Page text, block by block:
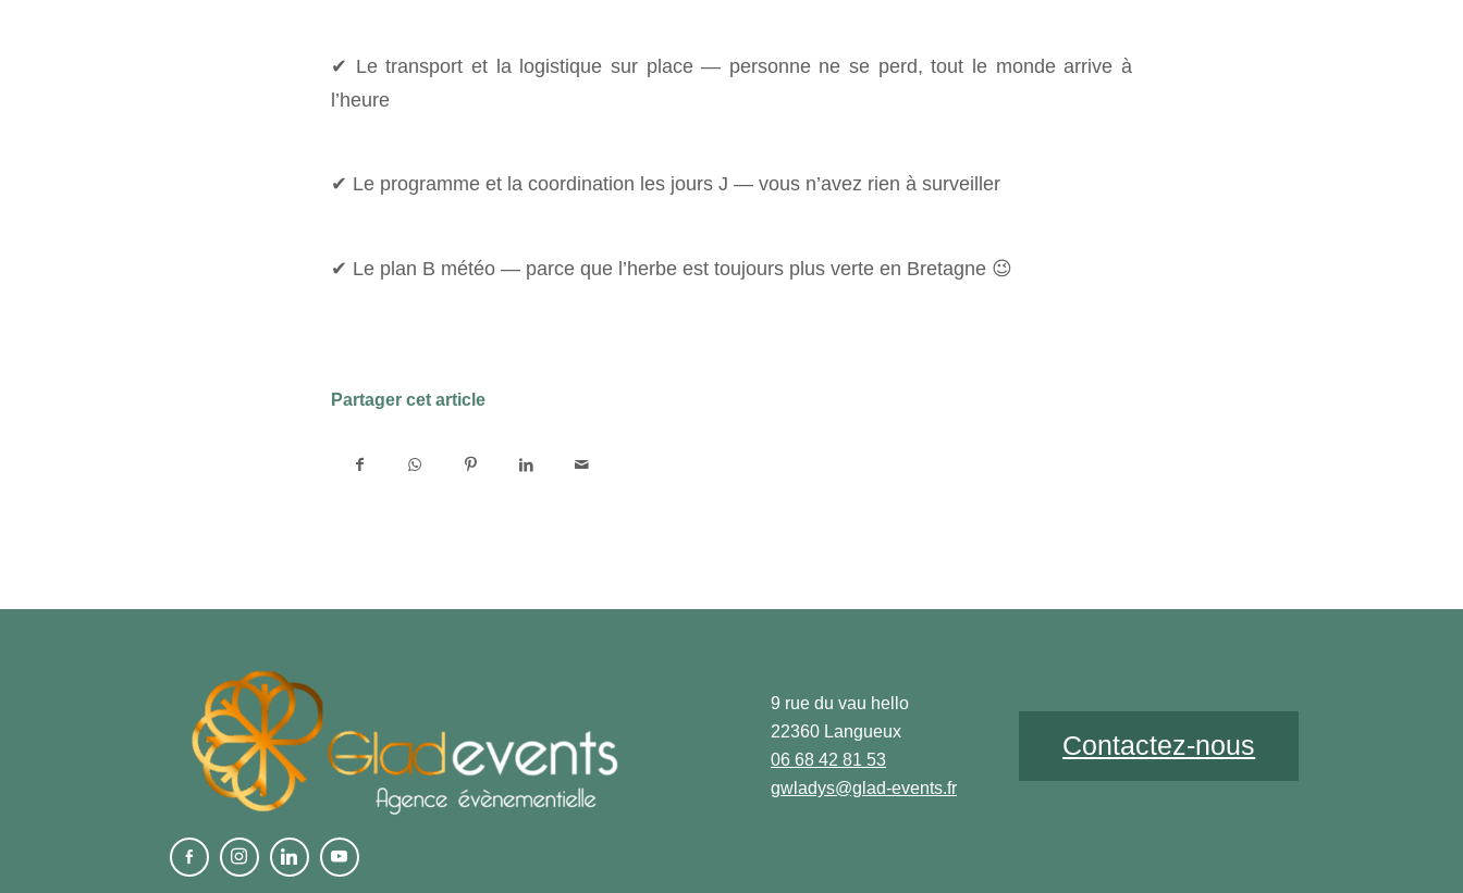
✔ Le transport et la logistique sur place — personne ne se perd, tout le monde arrive à
l’heure
✔ Le programme et la coordination les jours J — vous n’avez rien à surveiller
✔ Le plan B météo — parce que l’herbe est toujours plus verte en Bretagne 😉
Partager cet article
9 rue du vau hello
22360 Langueux
06 68 42 81 53
gwladys@glad-events.fr
Contactez-nous